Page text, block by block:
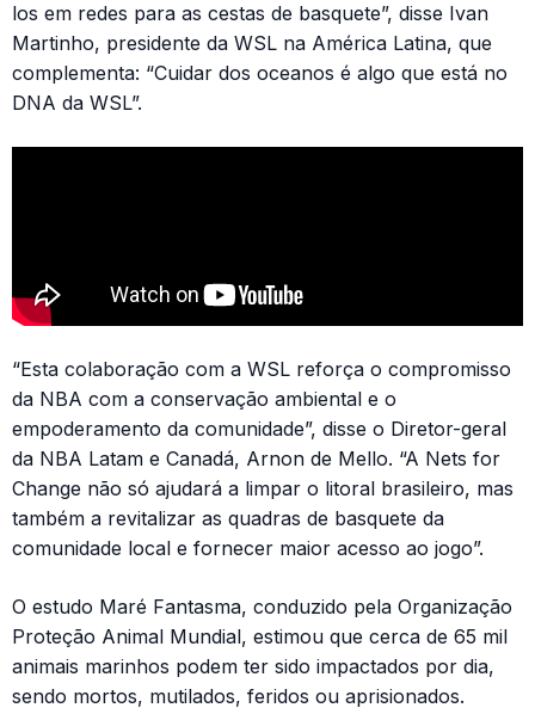
los em redes para as cestas de basquete”, disse Ivan
Martinho, presidente da WSL na América Latina, que
complementa: “Cuidar dos oceanos é algo que está no
DNA da WSL”.
“Esta colaboração com a WSL reforça o compromisso
da NBA com a conservação ambiental e o
empoderamento da comunidade”, disse o Diretor-geral
da NBA Latam e Canadá, Arnon de Mello. “A Nets for
Change não só ajudará a limpar o litoral brasileiro, mas
também a revitalizar as quadras de basquete da
comunidade local e fornecer maior acesso ao jogo”.
O estudo Maré Fantasma, conduzido pela Organização
Proteção Animal Mundial, estimou que cerca de 65 mil
animais marinhos podem ter sido impactados por dia,
sendo mortos, mutilados, feridos ou aprisionados.